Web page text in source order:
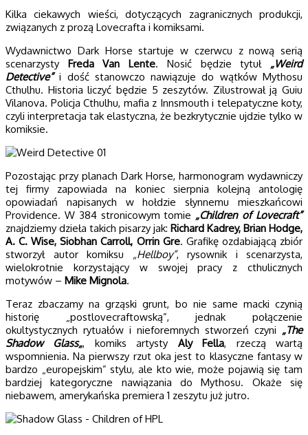
Kilka ciekawych wieści, dotyczących zagranicznych produkcji,
związanych z prozą Lovecrafta i komiksami.
Wydawnictwo Dark Horse startuje w czerwcu z nową serią
scenarzysty Freda Van Lente. Nosić będzie tytuł „Weird
Detective”i dość stanowczo nawiązuje do wątków Mythosu
Cthulhu. Historia liczyć będzie 5 zeszytów. Zilustrował ją Guiu
Vilanova. Policja Cthulhu, mafia z Innsmouth i telepatyczne koty,
czyli interpretacja tak elastyczna, że bezkrytycznie ujdzie tylko w
komiksie.
Pozostając przy planach Dark Horse, harmonogram wydawniczy
tej firmy zapowiada na koniec sierpnia kolejną antologię
opowiadań napisanych w hołdzie słynnemu mieszkańcowi
Providence. W 384 stronicowym tomie „Children of Lovecraft”
znajdziemy dzieła takich pisarzy jak: Richard Kadrey, Brian Hodge,
A. C. Wise, Siobhan Carroll, Orrin Gre. Grafikę ozdabiającą zbiór
stworzył autor komiksu „Hellboy”, rysownik i scenarzysta,
wielokrotnie korzystający w swojej pracy z cthulicznych
motywów – Mike Mignola.
Teraz zbaczamy na grząski grunt, bo nie same macki czynią
historię „postlovecraftowską”, jednak połączenie
okultystycznych rytuałów i nieforemnych stworzeń czyni „The
Shadow Glass„, komiks artysty Aly Fella, rzeczą wartą
wspomnienia. Na pierwszy rzut oka jest to klasyczne fantasy w
bardzo „europejskim” stylu, ale kto wie, może pojawią się tam
bardziej kategoryczne nawiązania do Mythosu. Okaże się
niebawem, amerykańska premiera 1 zeszytu już jutro.